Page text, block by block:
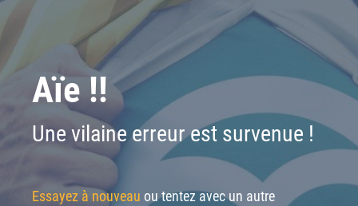
Aïe !!
Une vilaine erreur est survenue !
Essayez à nouveau ou tentez avec un autre